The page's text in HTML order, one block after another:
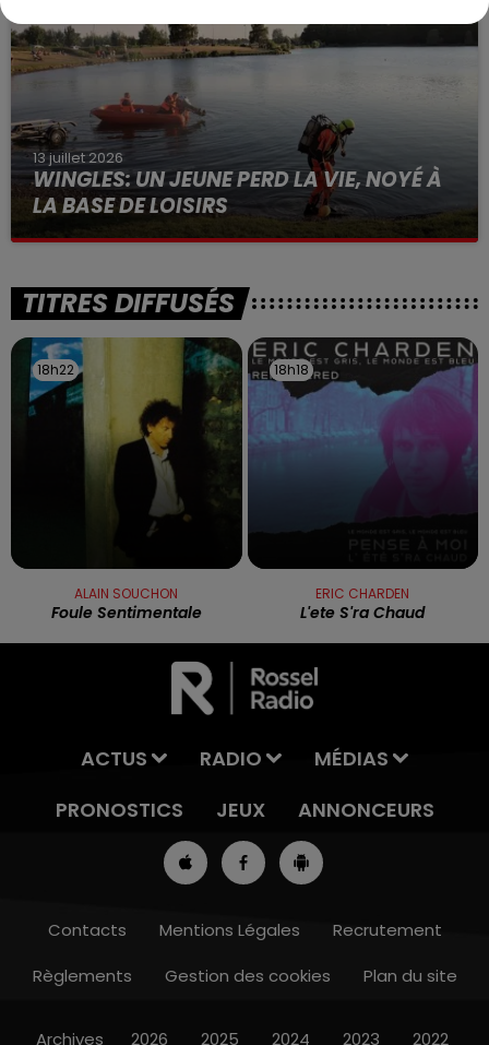
8h00 - 10h00
13 juillet 2026
WINGLES: UN JEUNE PERD LA VIE, NOYÉ À
LA BASE DE LOISIRS
La victime a coulé à pic
TITRES DIFFUSÉS
18h22
18h22
ALAIN SOUCHON
Foule Sentimentale
18h18
18h18
ERIC CHARDEN
L'ete S'ra Chaud
ACTUS RADIO
MÉDIAS
PRONOSTICS
JEUX ANNONCEURS
Contacts Mentions Légales
Recrutement
Règlements
Gestion des cookies Plan du site
Archives 2026 2025 2024 2023 2022